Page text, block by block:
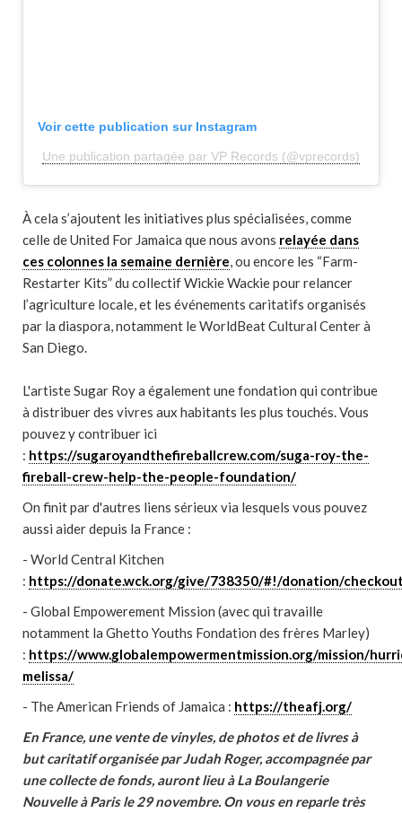
Voir cette publication sur Instagram
Une publication partagée par VP Records (@vprecords)
À cela s’ajoutent les initiatives plus spécialisées, comme
celle de United For Jamaica que nous avons relayée dans
ces colonnes la semaine dernière, ou encore les “Farm-
Restarter Kits” du collectif Wickie Wackie pour relancer
l’agriculture locale, et les événements caritatifs organisés
par la diaspora, notamment le WorldBeat Cultural Center à
San Diego.
L'artiste Sugar Roy a également une fondation qui contribue
à distribuer des vivres aux habitants les plus touchés. Vous
pouvez y contribuer ici
: https://sugaroyandthefireballcrew.com/suga-roy-the-
fireball-crew-help-the-people-foundation/
On finit par d'autres liens sérieux via lesquels vous pouvez
aussi aider depuis la France :
- World Central Kitchen
: https://donate.wck.org/give/738350/#!/donation/
- Global Empowerement Mission (avec qui travaille
notamment la Ghetto Youths Fondation des frères Marley)
: https://www.globalempowermentmission.org/mission/
melissa/
- The American Friends of Jamaica : https://theafj.org/
En France, une vente de vinyles, de photos et de livres à
but caritatif organisée par Judah Roger, accompagnée par
une collecte de fonds, auront lieu à La Boulangerie
Nouvelle à Paris le 29 novembre. On vous en reparle très